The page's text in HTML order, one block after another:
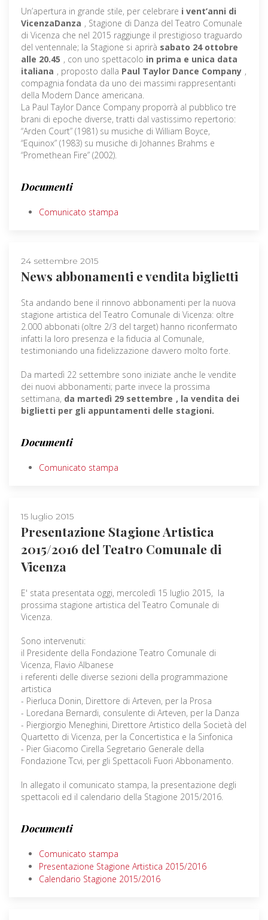
Un’apertura in grande stile, per celebrare i vent’anni di
VicenzaDanza , Stagione di Danza del Teatro Comunale
di Vicenza che nel 2015 raggiunge il prestigioso traguardo
del ventennale; la Stagione si aprirà sabato 24 ottobre
alle 20.45 , con uno spettacolo in prima e unica data
italiana , proposto dalla Paul Taylor Dance Company ,
compagnia fondata da uno dei massimi rappresentanti
della Modern Dance americana.
La Paul Taylor Dance Company proporrà al pubblico tre
brani di epoche diverse, tratti dal vastissimo repertorio:
“Arden Court” (1981) su musiche di William Boyce,
“Equinox” (1983) su musiche di Johannes Brahms e
“Promethean Fire” (2002).
Documenti
Comunicato stampa
24 settembre 2015
News abbonamenti e vendita biglietti
Sta andando bene il rinnovo abbonamenti per la nuova
stagione artistica del Teatro Comunale di Vicenza: oltre
2.000 abbonati (oltre 2/3 del target) hanno riconfermato
infatti la loro presenza e la fiducia al Comunale,
testimoniando una fidelizzazione davvero molto forte.
Da martedì 22 settembre sono iniziate anche le vendite
dei nuovi abbonamenti; parte invece la prossima
settimana, da martedì 29 settembre , la vendita dei
biglietti per gli appuntamenti delle stagioni.
Documenti
Comunicato stampa
15 luglio 2015
Presentazione Stagione Artistica
2015/2016 del Teatro Comunale di
Vicenza
E' stata presentata oggi, mercoledì 15 luglio 2015, la
prossima stagione artistica del Teatro Comunale di
Vicenza.
Sono intervenuti:
il Presidente della Fondazione Teatro Comunale di
Vicenza, Flavio Albanese
i referenti delle diverse sezioni della programmazione
artistica
- Pierluca Donin, Direttore di Arteven, per la Prosa
- Loredana Bernardi, consulente di Arteven, per la Danza
- Piergiorgio Meneghini, Direttore Artistico della Società del
Quartetto di Vicenza, per la Concertistica e la Sinfonica
- Pier Giacomo Cirella Segretario Generale della
Fondazione Tcvi, per gli Spettacoli Fuori Abbonamento.
In allegato il comunicato stampa, la presentazione degli
spettacoli ed il calendario della Stagione 2015/2016.
Documenti
Comunicato stampa
Presentazione Stagione Artistica 2015/2016
Calendario Stagione 2015/2016